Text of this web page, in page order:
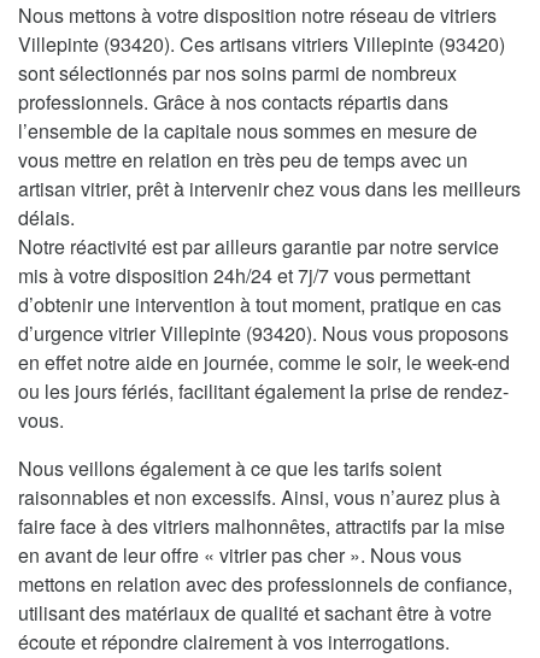
Nous mettons à votre disposition notre réseau de vitriers
Villepinte (93420). Ces artisans vitriers Villepinte (93420)
sont sélectionnés par nos soins parmi de nombreux
professionnels. Grâce à nos contacts répartis dans
l’ensemble de la capitale nous sommes en mesure de
vous mettre en relation en très peu de temps avec un
artisan vitrier, prêt à intervenir chez vous dans les meilleurs
délais.
Notre réactivité est par ailleurs garantie par notre service
mis à votre disposition 24h/24 et 7j/7 vous permettant
d’obtenir une intervention à tout moment, pratique en cas
d’urgence vitrier Villepinte (93420). Nous vous proposons
en effet notre aide en journée, comme le soir, le week-end
ou les jours fériés, facilitant également la prise de rendez-
vous.
Nous veillons également à ce que les tarifs soient
raisonnables et non excessifs. Ainsi, vous n’aurez plus à
faire face à des vitriers malhonnêtes, attractifs par la mise
en avant de leur offre « vitrier pas cher ». Nous vous
mettons en relation avec des professionnels de confiance,
utilisant des matériaux de qualité et sachant être à votre
écoute et répondre clairement à vos interrogations.